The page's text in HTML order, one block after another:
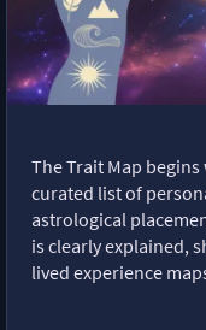
The Trait Map
curated list of
astrological
is clearly explained,
lived experience